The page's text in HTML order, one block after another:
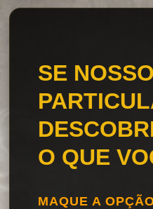
SE
O QUE
MAQUE A